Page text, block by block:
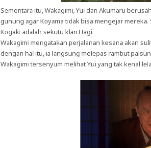
Sementara itu, Wakagimi, Yui dan Akumaru
gunung agar Koyama tidak bisa mengejar
Kogaki adalah sekutu klan Hagi.
Wakagimi mengatakan perjalanan kesana akan
dengan hal itu, ia langsung melepas rambut
Wakagimi tersenyum melihat Yui yang tak kenal